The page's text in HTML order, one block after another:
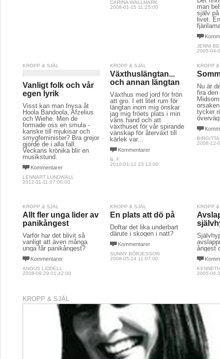
CARINA WALLMARK
2008-01-15 11:25:00
man
själv
livet.
JENNI
2005-04-
KROPP & SJÄL
Vanligt folk och vår
egen lyrik
Visst kan man fnysa åt
Hoola Bandoola, Afzelius
och Wiehe. Men de
formade oss en smula -
kanske till mjukisar och
smygfeminister? Bra grejor
gjorde de i alla fall.
Veckans krönika blir en
musikstund.
Kommentarer
LENNART LUNDWALL
2012-11-11 07:00:00
KROPP & SJÄL
Växthuslängtan...
och annan längtan
Växthus med jord för frön
att gro. I ett litet rum för
längtan inom mig önskar
jag mig fröets plats i min
väns hand och att
växthuset för vår spirande
vänskap för återväxt till
kärlek var...
Kommentarer
B. F.
2010-01-12 23:13:00
KROPP
Nu är
fira
tycker
2008-12-
KROPP & SJÄL
Allt fler unga lider av
panikångest
Varför har det blivit så
vanligt att även många
unga får panikångest?
Kommentarer
ANGUS LIDDELL
2008-09-29 01:42:00
KROPP & SJÄL
En plats att dö på
Doftar det lika underbart
därute i skogen i natt?
Kommentarer
SUNNY BÖRJESSON
2008-05-14 11:07:00
KROPP
ångest
2005-06-
KROPP & SJÄL